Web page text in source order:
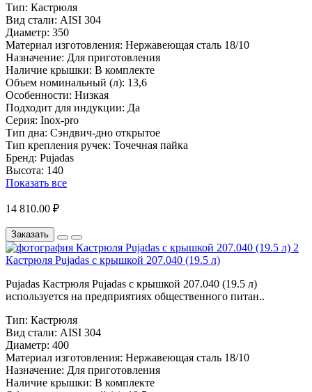
Тип: Кастрюля
Вид стали: AISI 304
Диаметр: 350
Материал изготовления: Нержавеющая сталь 18/10
Назначение: Для приготовления
Наличие крышки: В комплекте
Объем номинальный (л): 13,6
Особенности: Низкая
Подходит для индукции: Да
Серия: Inox-pro
Тип дна: Сэндвич-дно открытое
Тип крепления ручек: Точечная пайка
Бренд: Pujadas
Высота: 140
Показать все
14 810.00 ₽
Заказать
Кастрюля Pujadas с крышкой 207.040 (19.5 л)
Pujadas Кастрюля Pujadas с крышкой 207.040 (19.5 л)
используется на предприятиях общественного питан..
Тип: Кастрюля
Вид стали: AISI 304
Диаметр: 400
Материал изготовления: Нержавеющая сталь 18/10
Назначение: Для приготовления
Наличие крышки: В комплекте